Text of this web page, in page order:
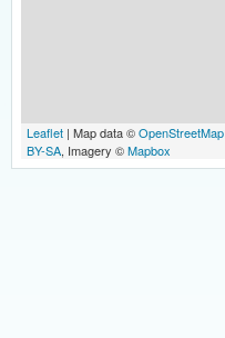
Leaflet | Map data ©OpenStreetMap
BY-SA, Imagery ©Mapbox